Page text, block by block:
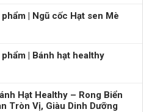
| Ngũ cốc Hạt sen Mè
| Bánh hạt healthy
Hạt Healthy – Rong Biển
Tròn Vị, Giàu Dinh Dưỡng